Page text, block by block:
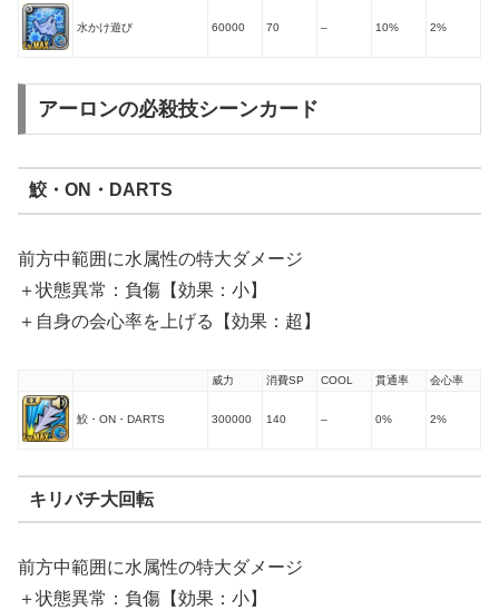
水かけ遊び 60000 70 – 10% 2%
アーロンの必殺技シーンカード
鮫・ON・DARTS
前方中範囲に水属性の特大ダメージ
＋状態異常：負傷【効果：小】
＋自身の会心率を上げる【効果：超】
威力 消費SP COOL 貫通率 会心率
鮫・ON・DARTS 300000 140 – 0% 2%
キリバチ大回転
前方中範囲に水属性の特大ダメージ
＋状態異常：負傷【効果：小】